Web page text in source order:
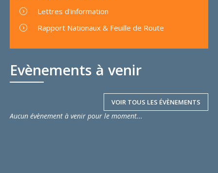
Evènements à venir
VOIR TOUS LES ÉVÈNEMENTS
Aucun évènement à venir pour le moment...
Lettres d'information
Rapport Nationaux & Feuille de Route